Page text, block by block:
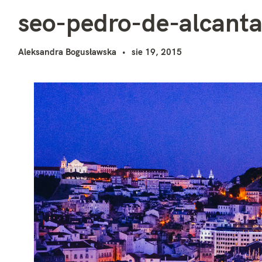
seo-pedro-de-
Aleksandra Bogusławska sie 19, 2015